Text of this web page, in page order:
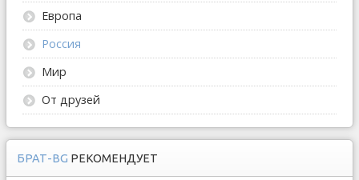
Европа
Россия
Мир
От друзей
БРАТ-BG РЕКОМЕНДУЕТ